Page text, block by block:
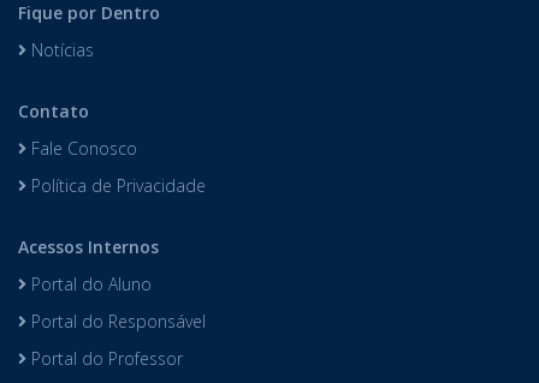
Fique por Dentro
Notícias
Contato
Fale Conosco
Política de Privacidade
Acessos Internos
Portal do Aluno
Portal do Responsável
Portal do Professor